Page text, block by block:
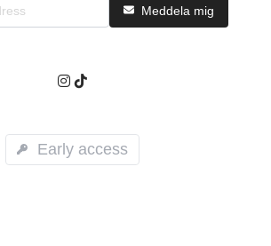
Meddela mig
Early access